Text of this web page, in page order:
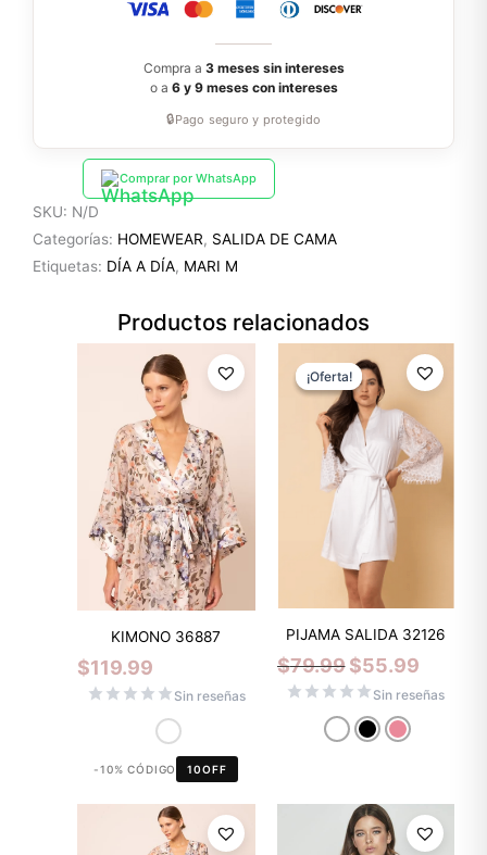
Compra a 3 meses sin intereses
o a 6 y 9 meses con intereses
🔒Pago seguro y protegido
Comprar por WhatsApp
SKU: N/D
Categorías: HOMEWEAR, SALIDA DE CAMA
Etiquetas: DÍA A DÍA, MARI M
Productos relacionados
KIMONO 36887
$119.99
Sin reseñas
-10% CÓDIGO 10OFF
¡Oferta!
¡Oferta!
PIJAMA SALIDA 32126
$79.99
precio
original
era:
$79.99.
$55.99
El
precio
actual
$55.99.
Sin reseñas